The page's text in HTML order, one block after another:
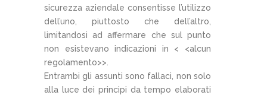
sicurezza aziendale consentisse l’utilizzo
dell’uno, piuttosto che dell’altro,
limitandosi ad affermare che sul punto
non esistevano indicazioni in < <alcun
regolamento>>.
Entrambi gli assunti sono fallaci, non solo
alla luce dei principi da tempo elaborati